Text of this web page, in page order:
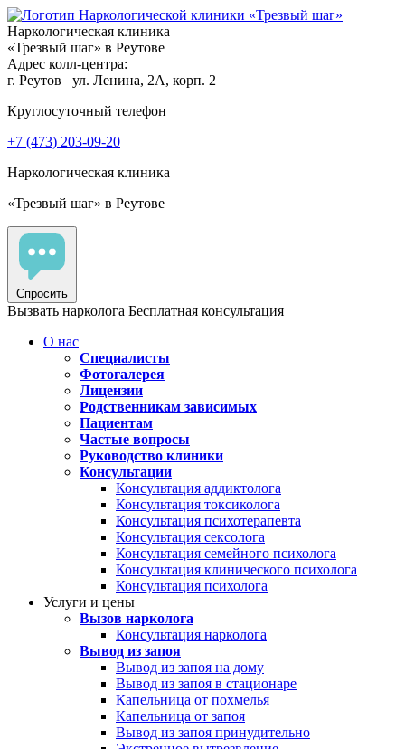
Наркологическая клиника
«Трезвый шаг» в Реутове
Адрес колл-центра:
г. Реутов
ул. Ленина, 2А, корп. 2
Круглосуточный телефон
+7 (473) 203-09-20
Наркологическая клиника
«Трезвый шаг» в Реутове
Спросить
Вызвать нарколога Бесплатная консультация
О нас
Специалисты
Фотогалерея
Лицензии
Родственникам зависимых
Пациентам
Частые вопросы
Руководство клиники
Консультации
Консультация аддиктолога
Консультация токсиколога
Консультация психотерапевта
Консультация сексолога
Консультация семейного психолога
Консультация клинического психолога
Консультация психолога
Услуги и цены
Вызов нарколога
Консультация нарколога
Вывод из запоя
Вывод из запоя на дому
Вывод из запоя в стационаре
Капельница от похмелья
Капельница от запоя
Вывод из запоя принудительно